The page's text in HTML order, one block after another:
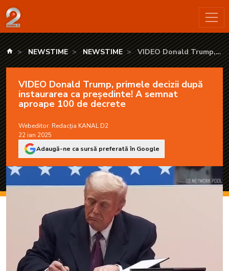
VIDEO Donald Trump, primele decizii după instaurarea ca
kanald.ro
NEWSTIME NEWSTIME
VIDEO Donald Trump,
A semnat aproape 100 de
decrete
VIDEO Donald Trump, primele decizii după
instaurarea ca președinte! A semnat
aproape 100 de decrete
Webeditor: Redacția KANAL D2
22 ian 2025
Adaugă-ne ca sursă preferată în Google